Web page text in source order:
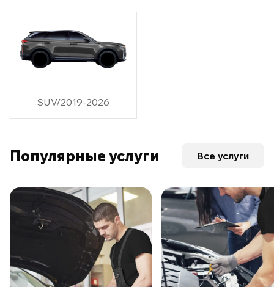
SUV/2019-2026
Популярные услуги Все услуги